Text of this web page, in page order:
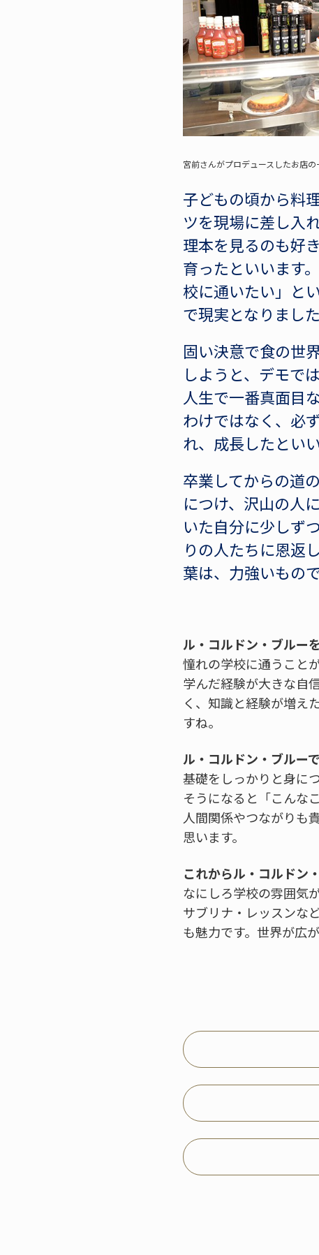
宮前さんがプロデュースしたお店の
子どもの頃から料
ツを現場に差し入
理本を見るのも好
育ったといいます
校に通いたい」と
で現実となりました
固い決意で食の世
しようと、デモで
人生で一番真面目
わけではなく、必
れ、成長したとい
卒業してからの道
につけ、沢山の人
いた自分に少しず
りの人たちに恩返
葉は、力強いもの
ル・コルドン・ブルー
憧れの学校に通うこと
学んだ経験が大きな自
く、知識と経験が増え
すね。
ル・コルドン・ブルー
基礎をしっかりと身に
そうになると「こんな
人間関係やつながりも
思います。
これからル・コルドン
なにしろ学校の雰囲気
サブリナ・レッスンな
も魅力です。世界が広